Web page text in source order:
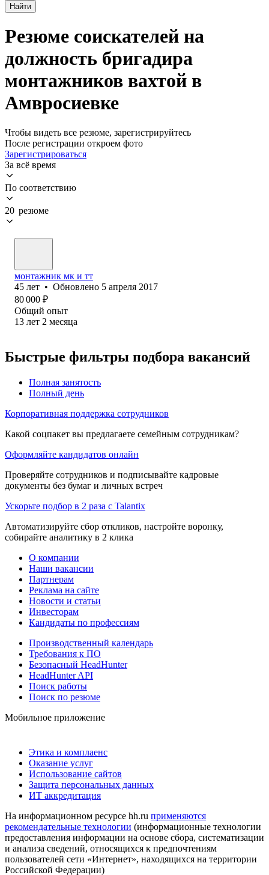
Найти
Резюме соискателей на
должность бригадира
монтажников вахтой в
Амвросиевке
Чтобы видеть все резюме, зарегистрируйтесь
После регистрации откроем фото
Зарегистрироваться
За всё время
По соответствию
20 резюме
монтажник мк и тт
45 лет • Обновлено 5 апреля 2017
80 000 ₽
Общий опыт
13 лет 2 месяца
Быстрые фильтры подбора вакансий
Полная занятость
Полный день
Корпоративная поддержка сотрудников
Какой соцпакет вы предлагаете семейным сотрудникам?
Оформляйте кандидатов онлайн
Проверяйте сотрудников и подписывайте кадровые
документы без бумаг и личных встреч
Ускорьте подбор в 2 раза с Talantix
Автоматизируйте сбор откликов, настройте воронку,
собирайте аналитику в 2 клика
О компании
Наши вакансии
Партнерам
Реклама на сайте
Новости и статьи
Инвесторам
Кандидаты по профессиям
Производственный календарь
Требования к ПО
Безопасный HeadHunter
HeadHunter API
Поиск работы
Поиск по резюме
Мобильное приложение
Этика и комплаенс
Оказание услуг
Использование сайтов
Защита персональных данных
ИТ аккредитация
На информационном ресурсе hh.ru применяются
рекомендательные технологии (информационные технологии
предоставления информации на основе сбора, систематизации
и анализа сведений, относящихся к предпочтениям
пользователей сети «Интернет», находящихся на территории
Российской Федерации)